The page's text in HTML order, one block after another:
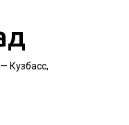
Кузбасс,